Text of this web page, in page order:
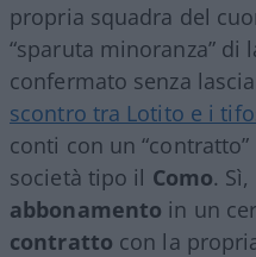
propria squadra del
“sparuta minoranza” di
confermato senza
scontro tra Lotito e i
conti con un
società tipo il Como.
abbonamento in un
contratto con la